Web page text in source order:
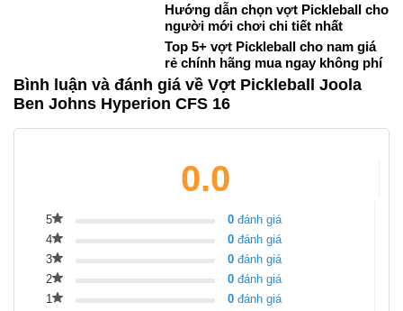
Hướng dẫn chọn vợt Pickleball cho
người mới chơi chi tiết nhất
Top 5+ vợt Pickleball cho nam giá
rẻ chính hãng mua ngay không phí
Bình luận và đánh giá về Vợt Pickleball Joola
Ben Johns Hyperion CFS 16
0.0
5 0 đánh giá
4
0 đánh giá
3
0 đánh giá
2
0 đánh giá
1
0 đánh giá